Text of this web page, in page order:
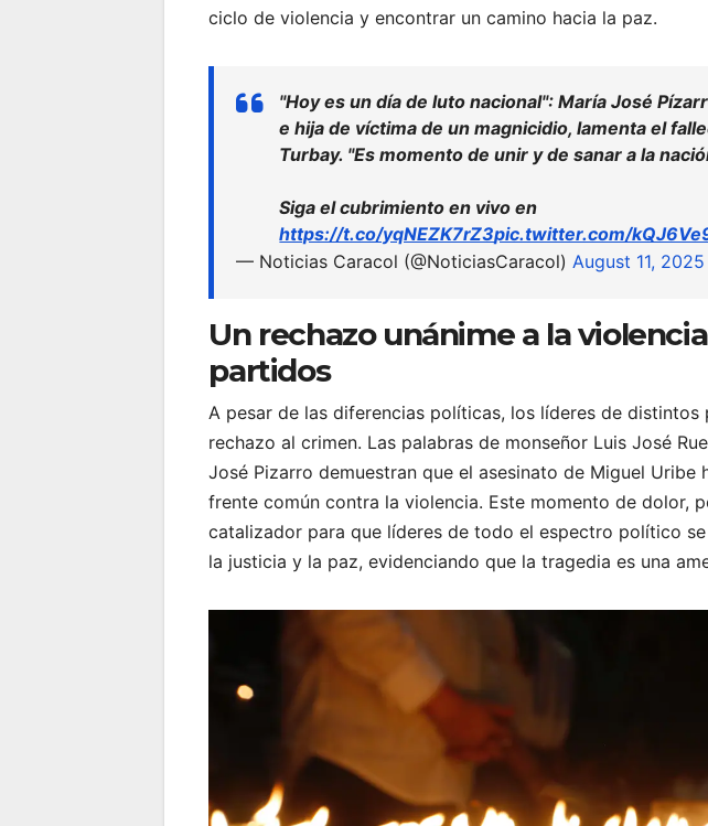
ciclo de violencia y encontrar un camino hacia la paz.
"Hoy es un día de luto nacional": María José
e hija de víctima de un magnicidio, lamenta el
Turbay. "Es momento de unir y de sanar a la
Siga el cubrimiento en vivo en
https://t.co/yqNEZK7rZ3pic.twitter.com/
— Noticias Caracol (@NoticiasCaracol) August 11, 2025
Un rechazo unánime a la
partidos
A pesar de las diferencias políticas, los líderes de
rechazo al crimen. Las palabras de monseñor Luis José
José Pizarro demuestran que el asesinato de Miguel Uribe
frente común contra la violencia. Este momento de dolor,
catalizador para que líderes de todo el espectro político
la justicia y la paz, evidenciando que la tragedia es una